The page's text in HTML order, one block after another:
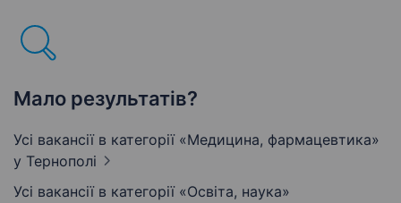
Мало результатів?
Усі вакансії в категорії «Медицина, фармацевтика»
у Тернополі
Усі вакансії в категорії «Освіта, наука»